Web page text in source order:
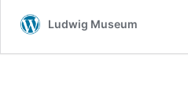
Ludwig Museum